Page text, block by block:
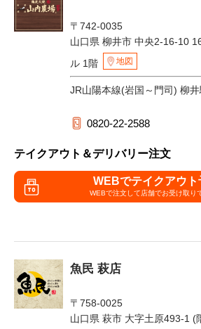
〒742-0035
山口県 柳井市 中央2-16-10
ル 1階
地図
JR山陽本線(岩国～門司) 柳井
0820-22-2588
テイクアウト＆デリバリー注文
WEBでテイクアウト
WEBで注文して店舗でお受け取り
魚民 萩店
〒758-0025
山口県 萩市 大字土原493-1 (